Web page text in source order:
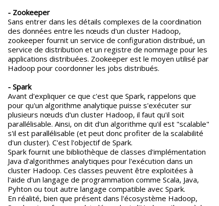
- Zookeeper
Sans entrer dans les détails complexes de la coordination
des données entre les nœuds d'un cluster Hadoop,
zookeeper fournit un service de configuration distribué, un
service de distribution et un registre de nommage pour les
applications distribuées. Zookeeper est le moyen utilisé par
Hadoop pour coordonner les jobs distribués.
- Spark
Avant d'expliquer ce que c'est que Spark, rappelons que
pour qu'un algorithme analytique puisse s'exécuter sur
plusieurs nœuds d'un cluster Hadoop, il faut qu'il soit
parallélisable. Ainsi, on dit d'un algorithme qu'il est "scalable"
s'il est parallélisable (et peut donc profiter de la scalabilité
d'un cluster). C'est l'objectif de Spark.
Spark fournit une bibliothèque de classes d'implémentation
Java d'algorithmes analytiques pour l'exécution dans un
cluster Hadoop. Ces classes peuvent être exploitées à
l'aide d'un langage de programmation comme Scala, Java,
Pyhton ou tout autre langage compatible avec Spark.
En réalité, bien que présent dans l'écosystème Hadoop,